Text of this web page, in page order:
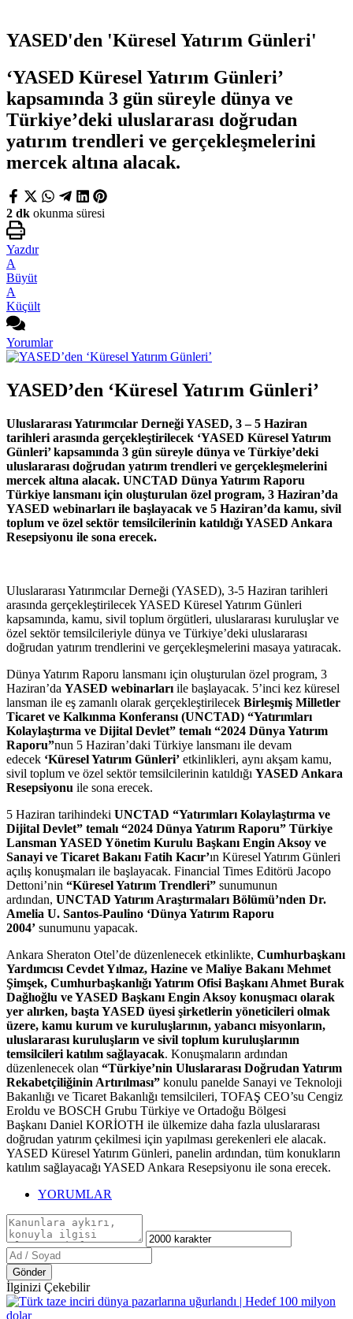
YASED'den 'Küresel Yatırım Günleri'
‘YASED Küresel Yatırım Günleri’
kapsamında 3 gün süreyle dünya ve
Türkiye’deki uluslararası doğrudan
yatırım trendleri ve gerçekleşmelerini
mercek altına alacak.
2 dk okunma süresi
Yazdır
A
Büyüt
A
Küçült
Yorumlar
YASED’den ‘Küresel Yatırım Günleri’
Uluslararası Yatırımcılar Derneği YASED, 3 – 5 Haziran
tarihleri arasında gerçekleştirilecek ‘YASED Küresel Yatırım
Günleri’ kapsamında 3 gün süreyle dünya ve Türkiye’deki
uluslararası doğrudan yatırım trendleri ve gerçekleşmelerini
mercek altına alacak. UNCTAD Dünya Yatırım Raporu
Türkiye lansmanı için oluşturulan özel program, 3 Haziran’da
YASED webinarları ile başlayacak ve 5 Haziran’da kamu, sivil
toplum ve özel sektör temsilcilerinin katıldığı YASED Ankara
Resepsiyonu ile sona erecek.
Uluslararası Yatırımcılar Derneği (YASED), 3-5 Haziran tarihleri
arasında gerçekleştirilecek YASED Küresel Yatırım Günleri
kapsamında, kamu, sivil toplum örgütleri, uluslararası kuruluşlar ve
özel sektör temsilcileriyle dünya ve Türkiye’deki uluslararası
doğrudan yatırım trendlerini ve gerçekleşmelerini masaya yatıracak.
Dünya Yatırım Raporu lansmanı için oluşturulan özel program, 3
Haziran’da YASED webinarları ile başlayacak. 5’inci kez küresel
lansman ile eş zamanlı olarak gerçekleştirilecek Birleşmiş Milletler
Ticaret ve Kalkınma Konferansı (UNCTAD) “Yatırımları
Kolaylaştırma ve Dijital Devlet” temalı “2024 Dünya Yatırım
Raporu”nun 5 Haziran’daki Türkiye lansmanı ile devam
edecek ‘Küresel Yatırım Günleri’ etkinlikleri, aynı akşam kamu,
sivil toplum ve özel sektör temsilcilerinin katıldığı YASED Ankara
Resepsiyonu ile sona erecek.
5 Haziran tarihindeki UNCTAD “Yatırımları Kolaylaştırma ve
Dijital Devlet” temalı “2024 Dünya Yatırım Raporu” Türkiye
Lansman YASED Yönetim Kurulu Başkanı Engin Aksoy ve
Sanayi ve Ticaret Bakanı Fatih Kacır’ın Küresel Yatırım Günleri
açılış konuşmaları ile başlayacak. Financial Times Editörü Jacopo
Dettoni’nin “Küresel Yatırım Trendleri” sunumunun
ardından, UNCTAD Yatırım Araştırmaları Bölümü’nden Dr.
Amelia U. Santos-Paulino ‘Dünya Yatırım Raporu
2004’ sunumunu yapacak.
Ankara Sheraton Otel’de düzenlenecek etkinlikte, Cumhurbaşkanı
Yardımcısı Cevdet Yılmaz, Hazine ve Maliye Bakanı Mehmet
Şimşek, Cumhurbaşkanlığı Yatırım Ofisi Başkanı Ahmet Burak
Dağlıoğlu ve YASED Başkanı Engin Aksoy konuşmacı olarak
yer alırken, başta YASED üyesi şirketlerin yöneticileri olmak
üzere, kamu kurum ve kuruluşlarının, yabancı misyonların,
uluslararası kuruluşların ve sivil toplum kuruluşlarının
temsilcileri katılım sağlayacak. Konuşmaların ardından
düzenlenecek olan “Türkiye’nin Uluslararası Doğrudan Yatırım
Rekabetçiliğinin Artırılması” konulu panelde Sanayi ve Teknoloji
Bakanlığı ve Ticaret Bakanlığı temsilcileri, TOFAŞ CEO’su Cengiz
Eroldu ve BOSCH Grubu Türkiye ve Ortadoğu Bölgesi
Başkanı Daniel KORİOTH ile ülkemize daha fazla uluslararası
doğrudan yatırım çekilmesi için yapılması gerekenleri ele alacak.
YASED Küresel Yatırım Günleri, panelin ardından, tüm konukların
katılım sağlayacağı YASED Ankara Resepsiyonu ile sona erecek.
YORUMLAR
Gönder
İlginizi Çekebilir